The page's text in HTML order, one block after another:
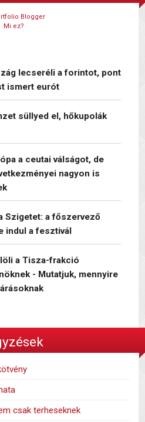
Mi ez?
lecseréli a forintot, pont
ismert eurót
süllyed el, hőkupolák
a ceutai válságot, de
nagyon is
Szigetet: a főszervező
indul a fesztivál
a Tisza-frakció
- Mutatjuk, mennyire
csak terheseknek